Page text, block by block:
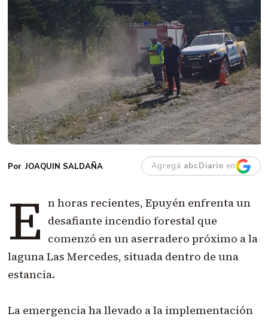
JOAQUIN SALDAÑA Agregá abcDiario en
E n horas recientes, Epuyén enfrenta un
desafiante incendio forestal que
comenzó en un aserradero próximo a la
laguna Las Mercedes, situada dentro de una
estancia.
La emergencia ha llevado a la implementación